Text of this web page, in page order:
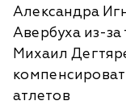
Александра
Авербуха из-
Михаил
атлетов